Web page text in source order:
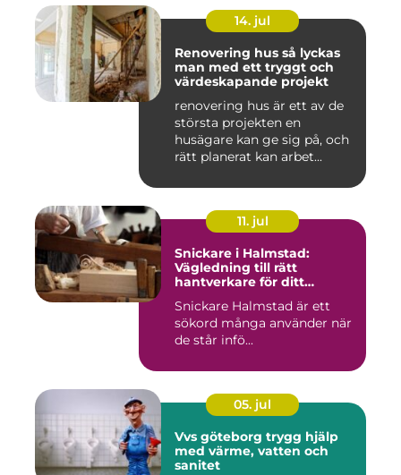
14. jul
Renovering hus så lyckas
man med ett tryggt och
värdeskapande projekt
renovering hus är ett av de
största projekten en
husägare kan ge sig på, och
rätt planerat kan arbet...
11. jul
Snickare i Halmstad:
Vägledning till rätt
hantverkare för ditt
Snickare Halmstad är ett
sökord många använder när
de står infö...
05. jul
Vvs göteborg trygg hjälp
med värme, vatten och
sanitet